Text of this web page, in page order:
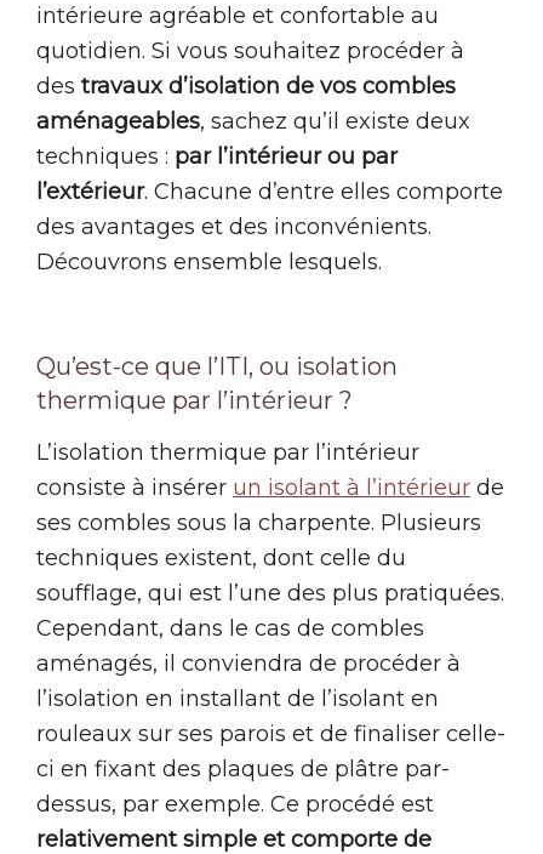
intérieure agréable et confortable au
quotidien. Si vous souhaitez procéder à
des travaux d’isolation de vos combles
aménageables, sachez qu’il existe deux
techniques : par l’intérieur ou par
l’extérieur. Chacune d’entre elles comporte
des avantages et des inconvénients.
Découvrons ensemble lesquels.
Qu’est-ce que l’ITI, ou isolation
thermique par l’intérieur ?
L’isolation thermique par l’intérieur
consiste à insérer un isolant à l’intérieur de
ses combles sous la charpente. Plusieurs
techniques existent, dont celle du
soufflage, qui est l’une des plus pratiquées.
Cependant, dans le cas de combles
aménagés, il conviendra de procéder à
l’isolation en installant de l’isolant en
rouleaux sur ses parois et de finaliser celle-
ci en fixant des plaques de plâtre par-
dessus, par exemple. Ce procédé est
relativement simple et comporte de